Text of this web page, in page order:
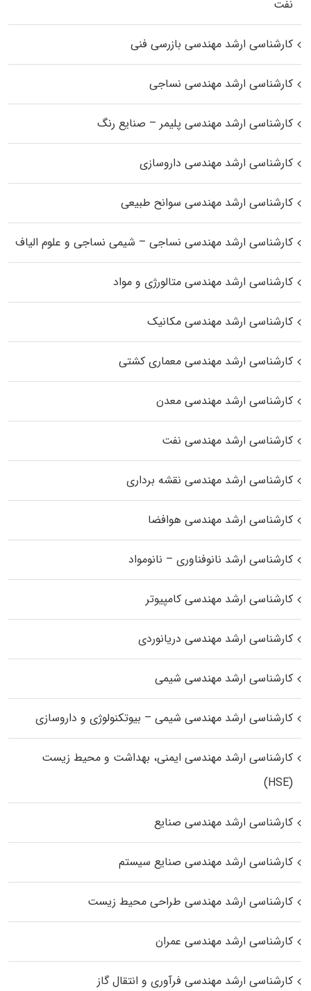
نفت
کارشناسی ارشد مهندسی بازرسی فنی
کارشناسی ارشد مهندسی نساجی
کارشناسی ارشد مهندسی پلیمر – صنایع رنگ
کارشناسی ارشد مهندسی داروسازی
کارشناسی ارشد مهندسی سوانح طبیعی
کارشناسی ارشد مهندسی نساجی – شیمی نساجی و علوم الیاف
کارشناسی ارشد مهندسی متالورژی و مواد
کارشناسی ارشد مهندسی مکانیک
کارشناسی ارشد مهندسی معماری کشتی
کارشناسی ارشد مهندسی معدن
کارشناسی ارشد مهندسی نفت
کارشناسی ارشد مهندسی نقشه برداری
کارشناسی ارشد مهندسی هوافضا
کارشناسی ارشد نانوفناوری – نانومواد
کارشناسی ارشد مهندسی کامپیوتر
کارشناسی ارشد مهندسی دریانوردی
کارشناسی ارشد مهندسی شیمی
کارشناسی ارشد مهندسی شیمی – بیوتکنولوژی و داروسازی
کارشناسی ارشد مهندسی ایمنی، بهداشت و محیط زیست
(HSE)
کارشناسی ارشد مهندسی صنایع
کارشناسی ارشد مهندسی صنایع سیستم
کارشناسی ارشد مهندسی طراحی محیط زیست
کارشناسی ارشد مهندسی عمران
کارشناسی ارشد مهندسی فرآوری و انتقال گاز